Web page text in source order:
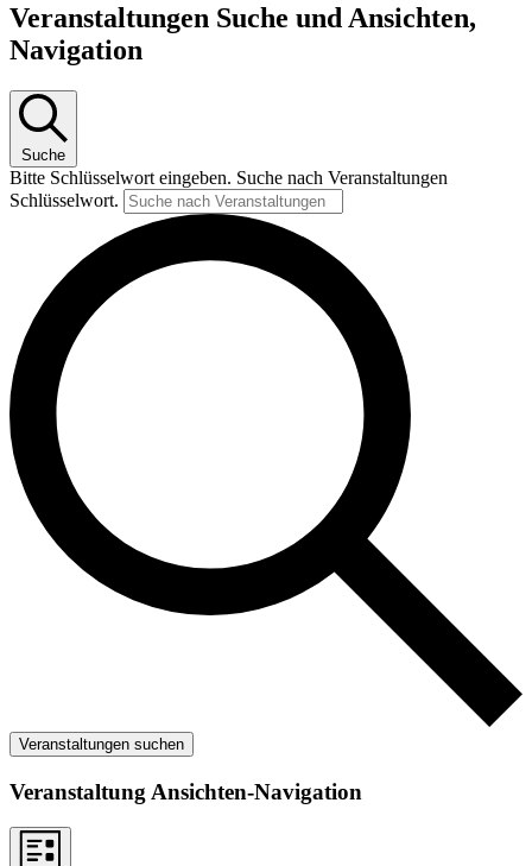
Veranstaltungen Suche und Ansichten,
Navigation
Suche
Bitte Schlüsselwort eingeben. Suche nach Veranstaltungen
Schlüsselwort.
Veranstaltungen suchen
Veranstaltung Ansichten-Navigation